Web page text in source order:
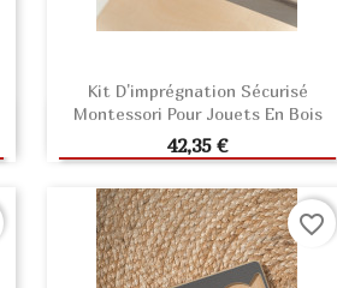
Kit D'imprégnation Sécurisé
Montessori Pour Jouets En Bois
Prix
42,35 €
AJOUTER AU PANIER
favorite_border